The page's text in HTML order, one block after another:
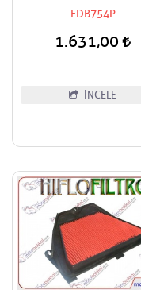
FDB754P
1.631,00
İNCELE